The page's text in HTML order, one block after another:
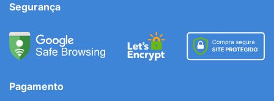
Segurança
Pagamento